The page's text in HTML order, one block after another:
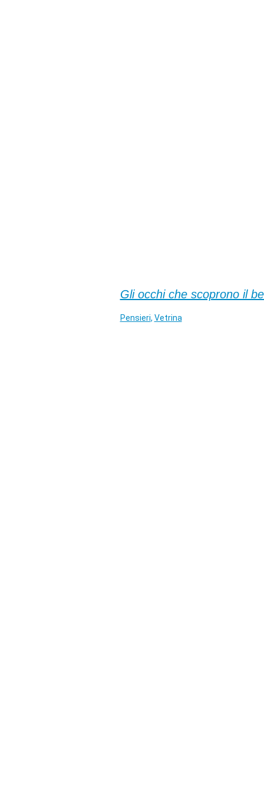
Gli occhi che scoprono il
Pensieri, Vetrina